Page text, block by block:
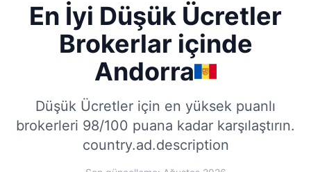
En İyi Düşük Ücretler
Brokerlar içinde
Andorra
Düşük Ücretler için en yüksek puanlı
brokerleri 98/100 puana kadar karşılaştırın.
country.ad.description